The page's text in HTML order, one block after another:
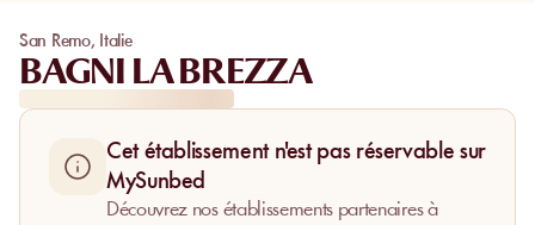
San Remo, Italie
BAGNI LA BREZZA
Cet établissement n'est pas réservable sur
MySunbed
Découvrez nos établissements partenaires à